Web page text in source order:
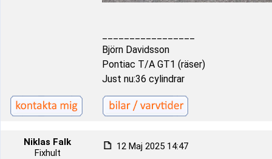
Björn Davidsson
Pontiac T/A GT1 (räser)
Just nu:36 cylindrar
Niklas Falk
Fixhult
12 Maj 2025 14:47